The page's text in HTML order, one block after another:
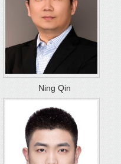
Ning Qin